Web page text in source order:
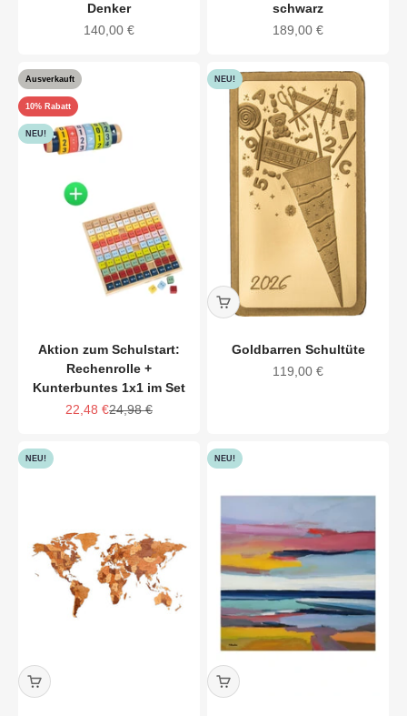
Denker
Angebot
140,00 €
schwarz
Angebot
189,00 €
Ausverkauft
10% Rabatt
NEU!
Aktion zum Schulstart:
Rechenrolle +
Kunterbuntes 1x1 im Set
Angebot
22,48 €Regulärer Preis
24,98 €
NEU!
Goldbarren Schultüte
Angebot
119,00 €
NEU! NEU!